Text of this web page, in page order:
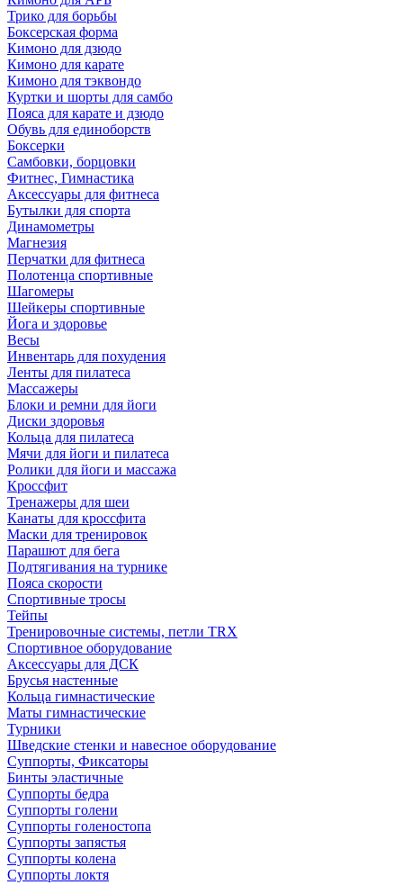
Трико для борьбы
Боксерская форма
Кимоно для дзюдо
Кимоно для карате
Кимоно для тэквондо
Куртки и шорты для самбо
Пояса для карате и дзюдо
Обувь для единоборств
Боксерки
Самбовки, борцовки
Фитнес, Гимнастика
Аксессуары для фитнеса
Бутылки для спорта
Динамометры
Магнезия
Перчатки для фитнеса
Полотенца спортивные
Шагомеры
Шейкеры спортивные
Йога и здоровье
Весы
Инвентарь для похудения
Ленты для пилатеса
Массажеры
Блоки и ремни для йоги
Диски здоровья
Кольца для пилатеса
Мячи для йоги и пилатеса
Ролики для йоги и массажа
Кроссфит
Тренажеры для шеи
Канаты для кроссфита
Маски для тренировок
Парашют для бега
Подтягивания на турнике
Пояса скорости
Спортивные тросы
Тейпы
Тренировочные системы, петли TRX
Спортивное оборудование
Аксессуары для ДСК
Брусья настенные
Кольца гимнастические
Маты гимнастические
Турники
Шведские стенки и навесное оборудование
Суппорты, Фиксаторы
Бинты эластичные
Суппорты бедра
Суппорты голени
Суппорты голеностопа
Суппорты запястья
Суппорты колена
Суппорты локтя